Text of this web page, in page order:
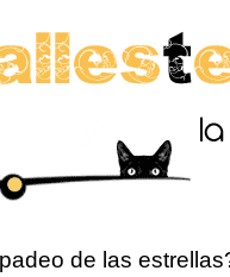
de las